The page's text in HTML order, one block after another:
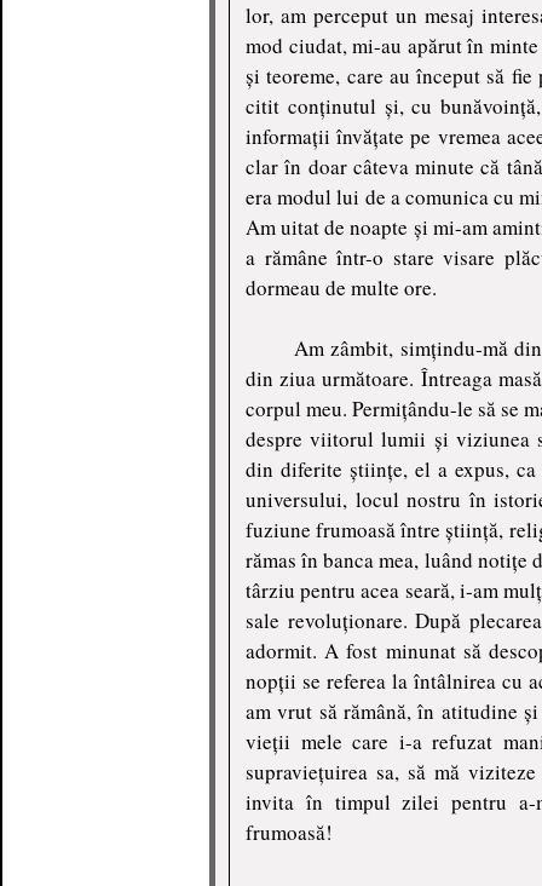
lor, am perceput un mesaj
mod ciudat, mi-au apărut în
și teoreme, care au început să
citit conținutul și, cu
informații învățate pe vremea
clar în doar câteva minute că
era modul lui de a comunica cu
Am uitat de noapte și mi-am
a rămâne într-o stare visare
dormeau de multe ore.
Am zâmbit, simțindu-mă
din ziua următoare. Întreaga
corpul meu. Permițându-le să se
despre viitorul lumii și viziunea
din diferite științe, el a expus,
universului, locul nostru în
fuziune frumoasă între știință,
rămas în banca mea, luând notițe
târziu pentru acea seară, i-am
sale revoluționare. După
adormit. A fost minunat să
nopții se referea la întâlnirea cu
am vrut să rămână, în atitudine
vieții mele care i-a refuzat
supraviețuirea sa, să mă
invita în timpul zilei pentru a-
frumoasă!